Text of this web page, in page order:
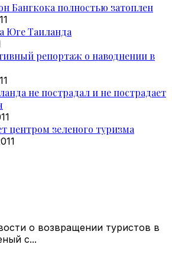
Бангкока полностью затоплен
Юге Таиланда
репортаж о наводнении в
не пострадал и не пострадает
центром зеленого туризма
о возвращении туристов в
с...